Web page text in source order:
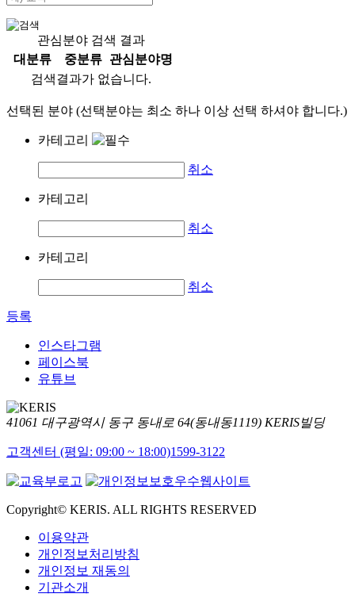
관심분야 검색 결과
대분류
중분류
관심분야명
검색결과가 없습니다.
선택된 분야 (선택분야는 최소 하나 이상 선택 하셔야 합니다.)
카테고리
취소
카테고리
취소
카테고리
취소
등록
인스타그램
페이스북
유튜브
41061 대구광역시 동구 동내로 64(동내동1119) KERIS빌딩
고객센터 (평일: 09:00 ~ 18:00)1599-3122
Copyright© KERIS. ALL RIGHTS RESERVED
이용약관
개인정보처리방침
개인정보 재동의
기관소개